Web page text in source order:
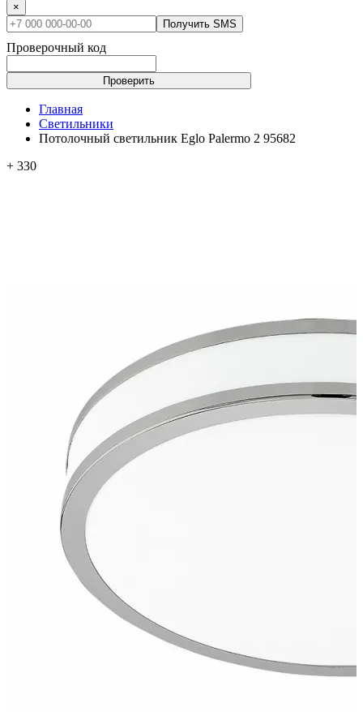
×
Получить SMS
Проверочный код
Проверить
Главная
Светильники
Потолочный светильник Eglo Palermo 2 95682
+ 330